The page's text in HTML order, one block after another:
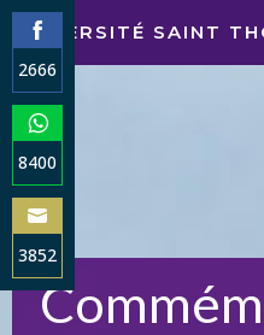
UNIVERSITÉ SAINT
2666
Share
on
Facebook
8400
Share
on
WhatsApp
3852
Share
on